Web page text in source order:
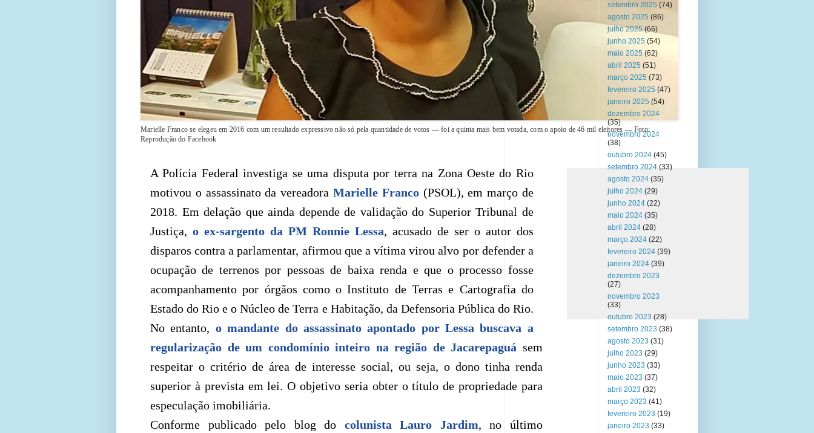
Marielle Franco se elegeu em 2016 com um resultado expressivo não só pela quantidade de votos — foi a quinta mais bem votada, com o apoio de 46 mil eleitores — Foto:
Reprodução do Facebook
A Polícia Federal investiga se uma disputa por terra na Zona Oeste do Rio
motivou o assassinato da vereadora Marielle Franco(PSOL), em março de
2018. Em delação que ainda depende de validação do Superior Tribunal de
Justiça, o ex-sargento da PM Ronnie Lessa, acusado de ser o autor dos
disparos contra a parlamentar, afirmou que a vítima virou alvo por defender a
ocupação de terrenos por pessoas de baixa renda e que o processo fosse
acompanhamento por órgãos como o Instituto de Terras e Cartografia do
Estado do Rio e o Núcleo de Terra e Habitação, da Defensoria Pública do Rio.
No entanto, o mandante do assassinato apontado por Lessa buscava a
regularização de um condomínio inteiro na região de Jacarepaguá sem
respeitar o critério de área de interesse social, ou seja, o dono tinha renda
superior à prevista em lei. O objetivo seria obter o título de propriedade para
especulação imobiliária.
Conforme publicado pelo blog do colunista Lauro Jardim, no último
setembro 2025 (74)
agosto 2025 (86)
julho 2025(66)
junho 2025 (54)
maio 2025 (62)
abril 2025 (51)
março 2025 (73)
fevereiro 2025 (47)
janeiro 2025 (54)
dezembro 2024
(35)
novembro 2024
(38)
outubro 2024 (45)
setembro 2024 (33)
agosto 2024 (35)
julho 2024 (29)
junho 2024 (22)
maio 2024 (35)
abril 2024 (28)
março 2024 (22)
fevereiro 2024 (39)
janeiro 2024 (39)
dezembro 2023
(27)
novembro 2023
(33)
outubro 2023 (28)
setembro 2023 (38)
agosto 2023 (31)
julho 2023 (29)
junho 2023 (33)
maio 2023 (37)
abril 2023 (32)
março 2023 (41)
fevereiro 2023 (19)
janeiro 2023 (33)